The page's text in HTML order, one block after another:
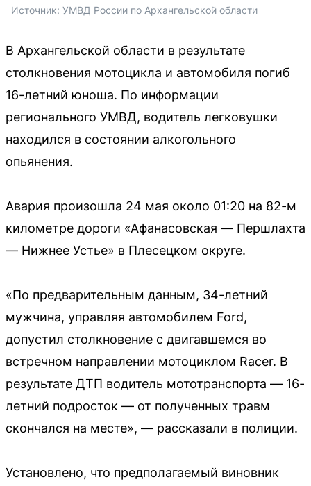
Источник: УМВД России по Архангельской области
В Архангельской области в результате
столкновения мотоцикла и автомобиля погиб
16-летний юноша. По информации
регионального УМВД, водитель легковушки
находился в состоянии алкогольного
опьянения.
Авария произошла 24 мая около 01:20 на 82-м
километре дороги «Афанасовская — Першлахта
— Нижнее Устье» в Плесецком округе.
«По предварительным данным, 34-летний
мужчина, управляя автомобилем Ford,
допустил столкновение с двигавшемся во
встречном направлении мотоциклом Racer. В
результате ДТП водитель мототранспорта — 16-
летний подросток — от полученных травм
скончался на месте», — рассказали в полиции.
Установлено, что предполагаемый виновник